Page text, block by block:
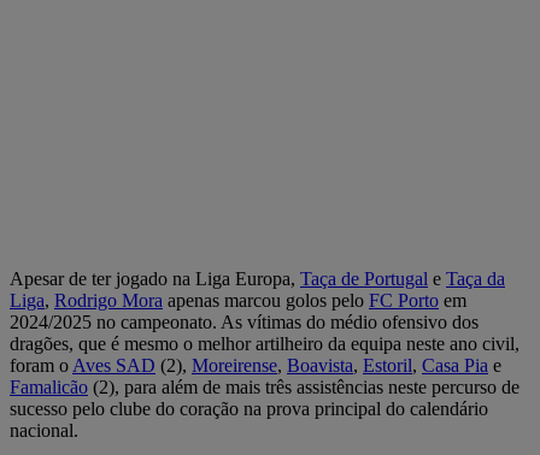
Apesar de ter jogado na Liga Europa, Taça de Portugal e Taça da
Liga, Rodrigo Mora apenas marcou golos pelo FC Porto em
2024/2025 no campeonato. As vítimas do médio ofensivo dos
dragões, que é mesmo o melhor artilheiro da equipa neste ano civil,
foram o Aves SAD (2), Moreirense, Boavista, Estoril, Casa Pia e
Famalicão (2), para além de mais três assistências neste percurso de
sucesso pelo clube do coração na prova principal do calendário
nacional.